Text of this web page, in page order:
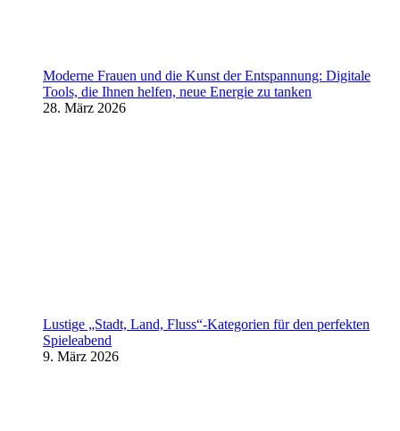
Moderne Frauen und die Kunst der Entspannung: Digitale
Tools, die Ihnen helfen, neue Energie zu tanken
28. März 2026
Lustige „Stadt, Land, Fluss“-Kategorien für den perfekten
Spieleabend
9. März 2026